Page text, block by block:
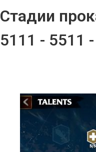
Стадии
5111 - 5511